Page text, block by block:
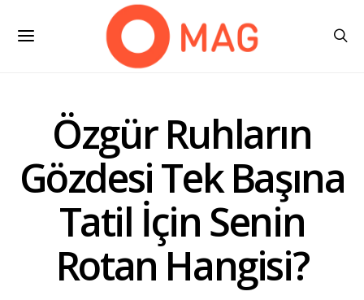
Özgür Ruhların
Gözdesi Tek Başına
Tatil İçin Senin
Rotan Hangisi?